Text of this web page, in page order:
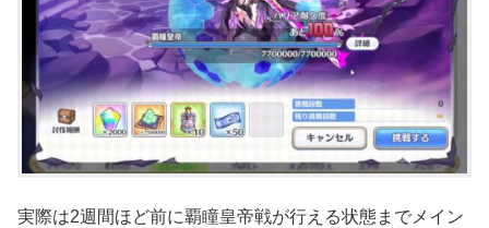
実際は2週間ほど前に覇瞳皇帝戦が行える状態までメイン